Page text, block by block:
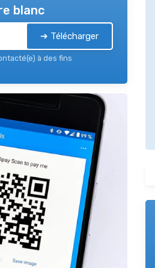
blanc
➔ Télécharger
à des fins